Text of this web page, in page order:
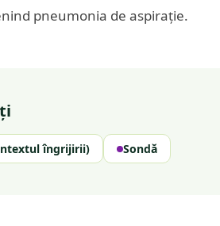
pneumonia de aspirație.
îngrijirii) Sondă